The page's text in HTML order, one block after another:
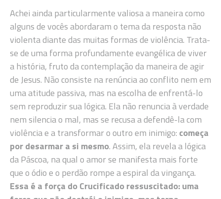
Achei ainda particularmente valiosa a maneira como
alguns de vocês abordaram o tema da resposta não
violenta diante das muitas formas de violência. Trata-
se de uma forma profundamente evangélica de viver
a história, fruto da contemplação da maneira de agir
de Jesus. Não consiste na renúncia ao conflito nem em
uma atitude passiva, mas na escolha de enfrentá-lo
sem reproduzir sua lógica. Ela não renuncia à verdade
nem silencia o mal, mas se recusa a defendê-la com
violência e a transformar o outro em inimigo: começa
por desarmar a si mesmo. Assim, ela revela a lógica
da Páscoa, na qual o amor se manifesta mais forte
que o ódio e o perdão rompe a espiral da vingança.
Essa é a força do Crucificado ressuscitado: uma